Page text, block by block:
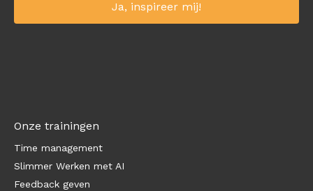
Onze trainingen
Time management
Slimmer Werken met AI
Feedback geven